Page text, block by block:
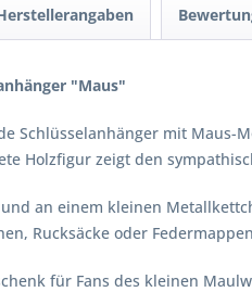
"Maus"
Schlüsselanhänger mit Maus-
Holzfigur zeigt den
an einem kleinen
Rucksäcke oder
für Fans des kleinen